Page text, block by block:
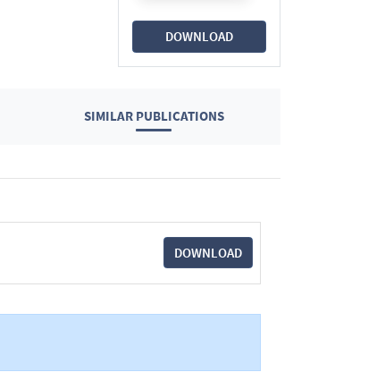
DOWNLOAD
SIMILAR PUBLICATIONS
DOWNLOAD